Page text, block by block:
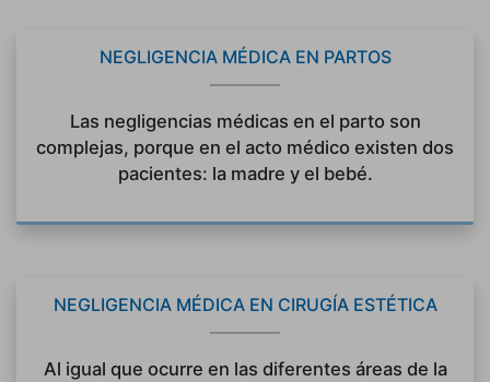
NEGLIGENCIA MÉDICA EN PARTOS
Las negligencias médicas en el parto son
complejas, porque en el acto médico existen dos
pacientes: la madre y el bebé.
NEGLIGENCIA MÉDICA EN CIRUGÍA ESTÉTICA
Al igual que ocurre en las diferentes áreas de la